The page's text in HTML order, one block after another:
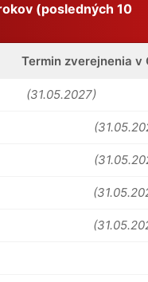
(posledných 10
Termin zverejnenia v
(31.05.2027)